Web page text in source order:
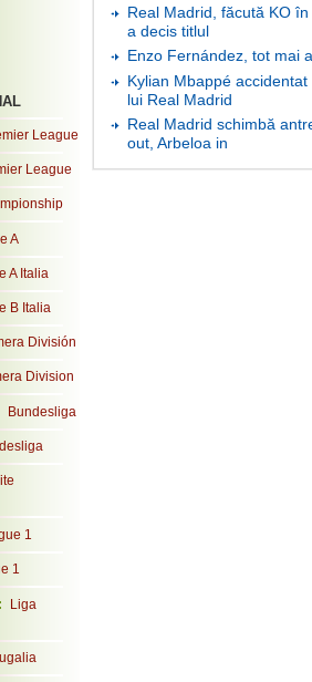
League
League
A
A Italia
B Italia
División
Division
Bundesliga
1
1
Liga
Real Madrid, făcută KO
a decis titlul
Enzo Fernández, tot mai
Kylian Mbappé
lui Real Madrid
Real Madrid schimbă
out, Arbeloa in